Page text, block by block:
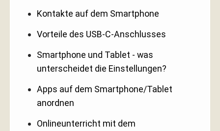
Kontakte auf dem Smartphone
Vorteile des USB-C-Anschlusses
Smartphone und Tablet - was
unterscheidet die Einstellungen?
Apps auf dem Smartphone/Tablet
anordnen
Onlineunterricht mit dem